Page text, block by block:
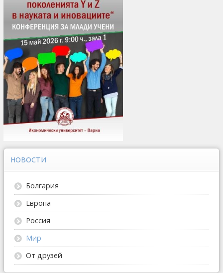
НОВОСТИ
Болгария
Европа
Россия
Мир
От друзей